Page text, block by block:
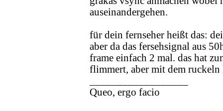
auseinandergehen.
für dein fernseher heißt das:
aber da das fersehsignal aus
frame einfach 2 mal. das hat
flimmert, aber mit dem ruckeln
Queo, ergo facio